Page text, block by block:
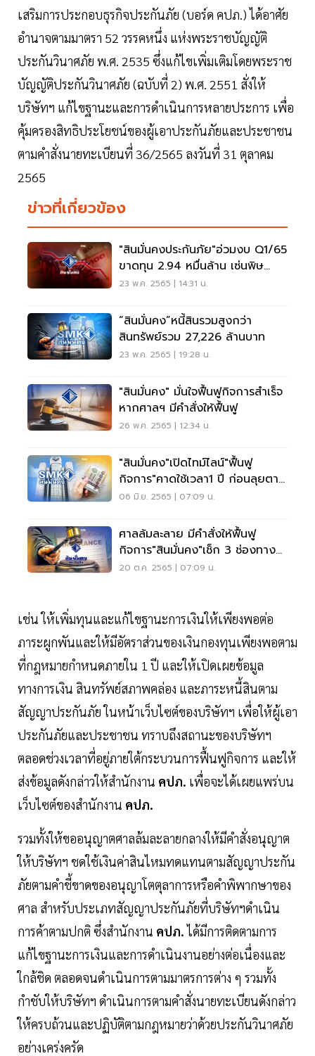
เสริมการประกอบธุรกิจประกันภัย (บอร์ด คปภ.) ได้อาศัย
อำนาจตามมาตรา 52 วรรคหนึ่ง แห่งพระราชบัญญัติ
ประกันวินาศภัย พ.ศ. 2535 ซึ่งแก้ไขเพิ่มเติมโดยพระราช
บัญญัติประกันวินาศภัย (ฉบับที่ 2) พ.ศ. 2551 สั่งให้
บริษัทฯ แก้ไขฐานะและการดำเนินการหลายประการ เพื่อ
คุ้มครองสิทธิประโยชน์ของผู้เอาประกันภัยและประชาชน
ตามคำสั่งนายทะเบียนที่ 36/2565 ลงวันที่ 31 ตุลาคม
2565
ข่าวที่เกี่ยวข้อง
"สินมั่นคงประกันภัย"อ่วมงบ Q1/65
ขาดทุน 2.94 หมื่นล้าน เซ่นพิษ
เคลมโควิด
23 พ.ค. 2565 | 14:31 น.
“สินมั่นคง”หนี้สินรวมสูงกว่า
สินทรัพย์รวม 27,226 ล้านบาท
23 พ.ค. 2565 | 19:28 น.
"สินมั่นคง" มั่นใจฟื้นฟูกิจการสำเร็จ
หากศาลฯ มีคำสั่งให้ฟื้นฟู
26 พ.ค. 2565 | 12:34 น.
"สินมั่นคง"เปิดไทม์ไลน์"ฟื้นฟู
กิจการ"คาดใช้เวลา1 ปี ก่อนลุยตาม
แผน ก.ค.66
06 มิ.ย. 2565 | 07:09 น.
ศาลล้มละลาย มีคำสั่งให้ฟื้นฟู
กิจการ"สินมั่นคง"เช็ก 3 ช่องทาง
ยื่นรับชำระหนี้
20 ต.ค. 2565 | 07:09 น.
เช่น ให้เพิ่มทุนและแก้ไขฐานะการเงินให้เพียงพอต่อ
ภาระผูกพันและให้มีอัตราส่วนของเงินกองทุนเพียงพอตาม
ที่กฎหมายกำหนดภายใน 1 ปี และให้เปิดเผยข้อมูล
ทางการเงิน สินทรัพย์สภาพคล่อง และภาระหนี้สินตาม
สัญญาประกันภัย ในหน้าเว็บไซต์ของบริษัทฯ เพื่อให้ผู้เอา
ประกันภัยและประชาชน ทราบถึงสถานะของบริษัทฯ
ตลอดช่วงเวลาที่อยู่ภายใต้กระบวนการฟื้นฟูกิจการ และให้
ส่งข้อมูลดังกล่าวให้สำนักงาน คปภ. เพื่อจะได้เผยแพร่บน
เว็บไซต์ของสำนักงาน คปภ.
รวมทั้งให้ขออนุญาตศาลล้มละลายกลางให้มีคำสั่งอนุญาต
ให้บริษัทฯ ชดใช้เงินค่าสินไหมทดแทนตามสัญญาประกัน
ภัยตามคำชี้ขาดของอนุญาโตตุลาการหรือคำพิพากษาของ
ศาล สำหรับประเภทสัญญาประกันภัยที่บริษัทฯดำเนิน
การค้าตามปกติ ซึ่งสำนักงาน คปภ.ได้มีการติดตามการ
แก้ไขฐานะการเงินและการดำเนินงานอย่างต่อเนื่องและ
ใกล้ชิด ตลอดจนดำเนินการตามมาตรการต่าง ๆ รวมทั้ง
กำชับให้บริษัทฯ ดำเนินการตามคำสั่งนายทะเบียนดังกล่าว
ให้ครบถ้วนและปฏิบัติตามกฎหมายว่าด้วยประกันวินาศภัย
อย่างเคร่งครัด